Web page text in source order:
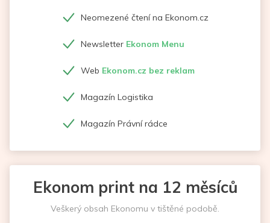
Neomezené čtení na Ekonom.cz
Newsletter Ekonom Menu
Web Ekonom.cz bez reklam
Magazín Logistika
Magazín Právní rádce
Ekonom print na 12 měsíců
Veškerý obsah Ekonomu v tištěné podobě.